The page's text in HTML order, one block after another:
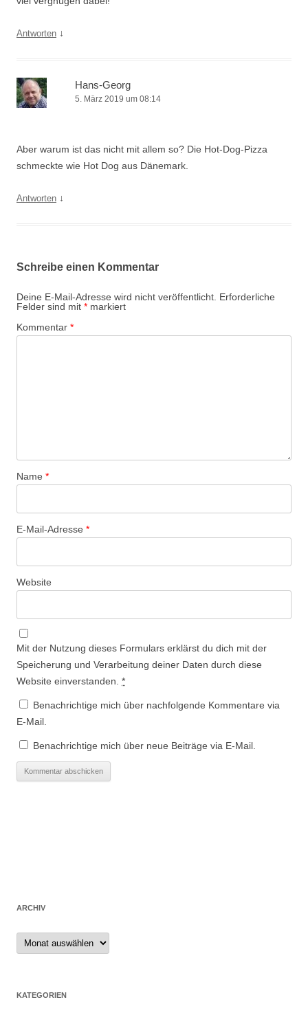
Antworten ↓
Hans-Georg
5. März 2019 um 08:14
Aber warum ist das nicht mit allem so? Die Hot-Dog-Pizza
schmeckte wie Hot Dog aus Dänemark.
Antworten ↓
Schreibe einen Kommentar
Deine E-Mail-Adresse wird nicht veröffentlicht. Erforderliche
Felder sind mit * markiert
Kommentar *
Name *
E-Mail-Adresse *
Website
Mit der Nutzung dieses Formulars erklärst du dich mit der
Speicherung und Verarbeitung deiner Daten durch diese
Website einverstanden. *
Benachrichtige mich über nachfolgende Kommentare via
E-Mail.
Benachrichtige mich über neue Beiträge via E-Mail.
ARCHIV
Archiv
KATEGORIEN